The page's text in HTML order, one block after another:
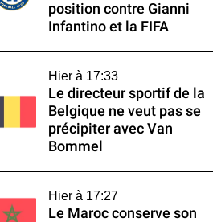
position contre Gianni
Infantino et la FIFA
Hier à 17:33
Le directeur sportif de la
Belgique ne veut pas se
précipiter avec Van
Bommel
Hier à 17:27
Le Maroc conserve son